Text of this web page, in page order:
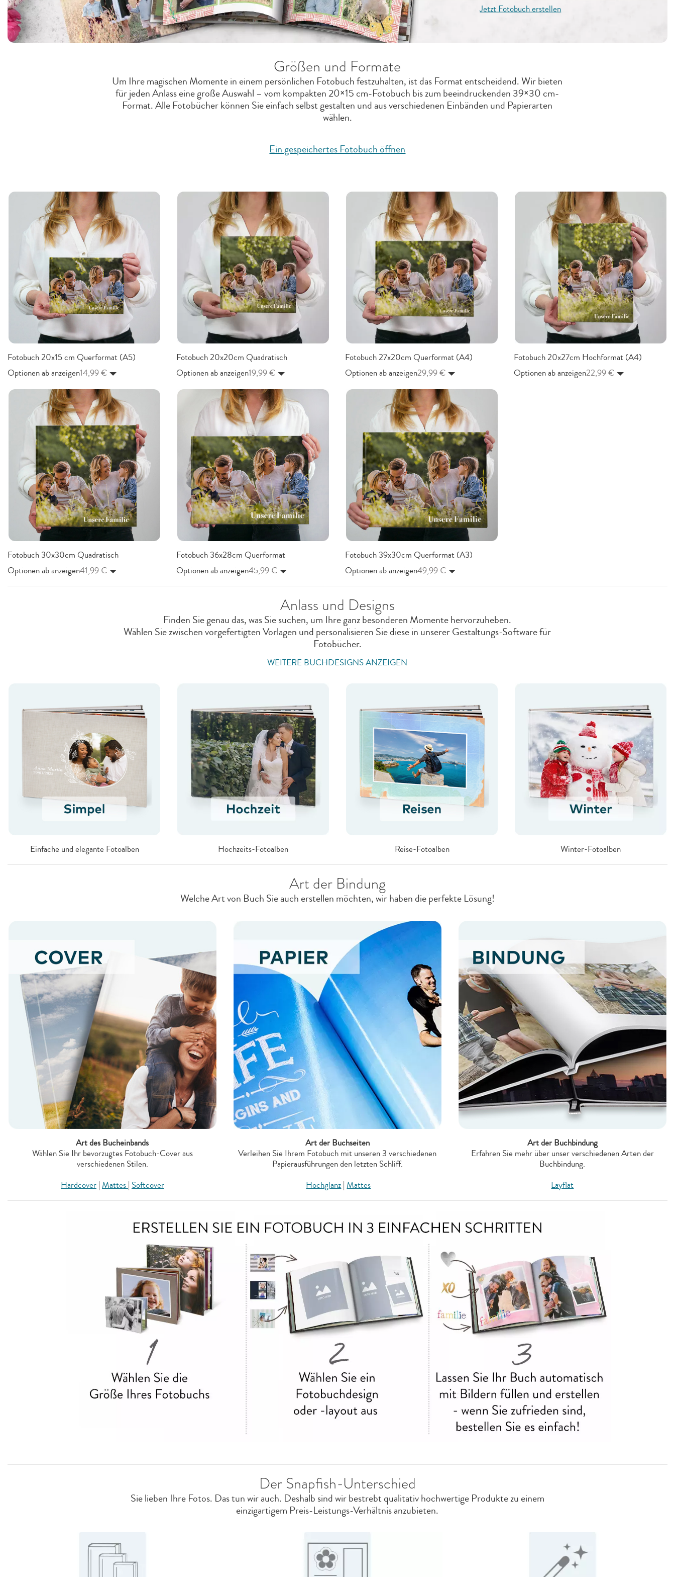
Jetzt Fotobuch erstellen
Größen und Formate
Um Ihre magischen Momente in einem persönlichen Fotobuch festzuhalten, ist das Format entscheidend. Wir bieten
für jeden Anlass eine große Auswahl – vom kompakten 20×15 cm-Fotobuch bis zum beeindruckenden 39×30 cm-
Format. Alle Fotobücher können Sie einfach selbst gestalten und aus verschiedenen Einbänden und Papierarten
wählen.
Ein gespeichertes Fotobuch öffnen
Fotobuch 20x15 cm Querformat (A5)
Optionen ab anzeigen14,99 €
Fotobuch 20x20cm Quadratisch
Optionen ab anzeigen19,99 €
Fotobuch 27x20cm Querformat (A4)
Optionen ab anzeigen29,99 €
Fotobuch 20x27cm Hochformat (A4)
Optionen ab anzeigen22,99 €
Fotobuch 30x30cm Quadratisch
Optionen ab anzeigen41,99 €
Fotobuch 36x28cm Querformat
Optionen ab anzeigen45,99 €
Fotobuch 39x30cm Querformat (A3)
Optionen ab anzeigen49,99 €
Anlass und Designs
Finden Sie genau das, was Sie suchen, um Ihre ganz besonderen Momente hervorzuheben.
Wählen Sie zwischen vorgefertigten Vorlagen und personalisieren Sie diese in unserer Gestaltungs-Software für
Fotobücher.
WEITERE BUCHDESIGNS ANZEIGEN
Einfache und elegante Fotoalben Hochzeits-Fotoalben Reise-Fotoalben Winter-Fotoalben
Art der Bindung
Welche Art von Buch Sie auch erstellen möchten, wir haben die perfekte Lösung!
Art des Bucheinbands
Wählen Sie Ihr bevorzugtes Fotobuch-Cover aus
verschiedenen Stilen.
Hardcover| Mattes | Softcover
Art der Buchseiten
Verleihen Sie Ihrem Fotobuch mit unseren 3 verschiedenen
Papierausführungen den letzten Schliff.
Hochglanz | Mattes
Art der Buchbindung
Erfahren Sie mehr über unser verschiedenen Arten der
Buchbindung.
Layflat
Der Snapfish-Unterschied
Sie lieben Ihre Fotos. Das tun wir auch. Deshalb sind wir bestrebt qualitativ hochwertige Produkte zu einem
einzigartigem Preis-Leistungs-Verhältnis anzubieten.